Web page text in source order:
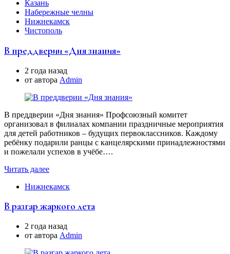
Казань
Набережные челны
Нижнекамск
Чистополь
В преддверии «Дня знания»
2 года назад
от автора Аdmin
В преддверии «Дня знания» Профсоюзный комитет
организовал в филиалах компании праздничные мероприятия
для детей работников – будущих первоклассников. Каждому
ребёнку подарили ранцы с канцелярскими принадлежностями
и пожелали успехов в учёбе….
Читать далее
Нижнекамск
В разгар жаркого лета
2 года назад
от автора Аdmin